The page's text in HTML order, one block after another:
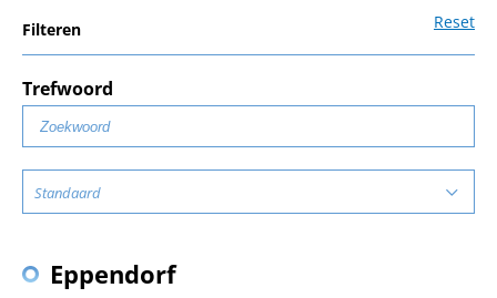
Filteren
Trefwoord
Reset
Standaard
Eppendorf